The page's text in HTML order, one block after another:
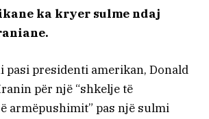
ka kryer sulme ndaj
pasi presidenti amerikan, Donald
për një “shkelje të
armëpushimit” pas një sulmi